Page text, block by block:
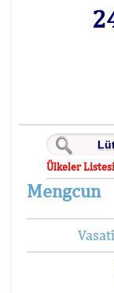
Ülkeler Listesi
Mengcun